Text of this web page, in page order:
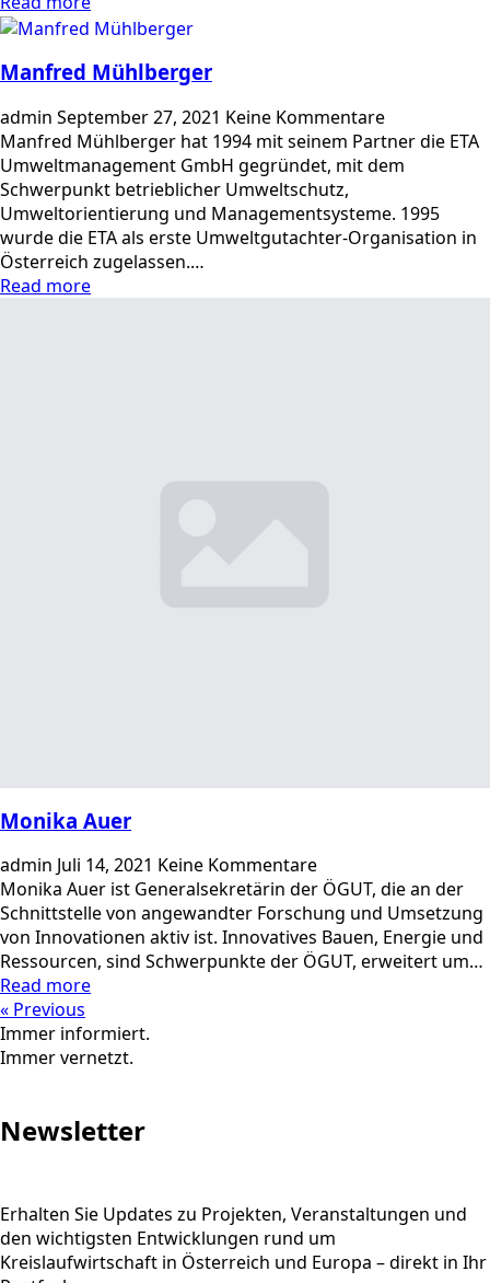
Manfred Mühlberger
admin September 27, 2021 Keine Kommentare
Manfred Mühlberger hat 1994 mit seinem Partner die ETA
Umweltmanagement GmbH gegründet, mit dem
Schwerpunkt betrieblicher Umweltschutz,
Umweltorientierung und Managementsysteme. 1995
wurde die ETA als erste Umweltgutachter-Organisation in
Österreich zugelassen.…
Read more
Monika Auer
admin Juli 14, 2021 Keine Kommentare
Monika Auer ist Generalsekretärin der ÖGUT, die an der
Schnittstelle von angewandter Forschung und Umsetzung
von Innovationen aktiv ist. Innovatives Bauen, Energie und
Ressourcen, sind Schwerpunkte der ÖGUT, erweitert um…
Read more
« Previous
Immer informiert.
Immer vernetzt.
Newsletter
Erhalten Sie Updates zu Projekten, Veranstaltungen und
den wichtigsten Entwicklungen rund um
Kreislaufwirtschaft in Österreich und Europa – direkt in Ihr